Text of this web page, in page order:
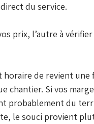
du service.
prix, l’autre à
horaire de revient une
chantier. Si vos
probablement du
le souci provient